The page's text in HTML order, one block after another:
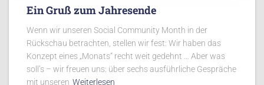
Ein Gruß zum Jahresende
Wenn wir unseren Social Community Month in der
Rückschau betrachten, stellen wir fest: Wir haben das
Konzept eines „Monats“ recht weit gedehnt … Aber was
soll’s – wir freuen uns: über sechs ausführliche Gespräche
mit unseren Weiterlesen